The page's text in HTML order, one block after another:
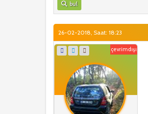
bul
26-02-2018, Saat: 18:23
çevrimdışı